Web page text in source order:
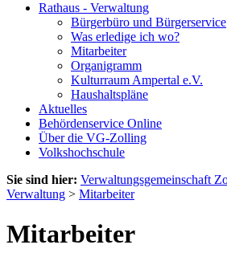
Rathaus - Verwaltung
Bürgerbüro und Bürgerservice
Was erledige ich wo?
Mitarbeiter
Organigramm
Kulturraum Ampertal e.V.
Haushaltspläne
Aktuelles
Behördenservice Online
Über die VG-Zolling
Volkshochschule
Sie sind hier: Verwaltungsgemeinschaft
Verwaltung > Mitarbeiter
Mitarbeiter